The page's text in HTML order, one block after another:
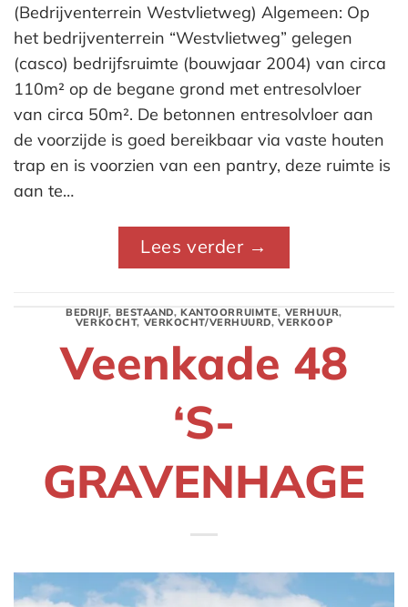
(Bedrijventerrein Westvlietweg) Algemeen: Op
het bedrijventerrein “Westvlietweg” gelegen
(casco) bedrijfsruimte (bouwjaar 2004) van circa
110m² op de begane grond met entresolvloer
van circa 50m². De betonnen entresolvloer aan
de voorzijde is goed bereikbaar via vaste houten
trap en is voorzien van een pantry, deze ruimte is
aan te…
Lees verder →
BEDRIJF, BESTAAND,KANTOORRUIMTE, VERHUUR,
VERKOCHT, VERKOCHT/VERHUURD,VERKOOP
Veenkade 48
‘S-
GRAVENHAGE